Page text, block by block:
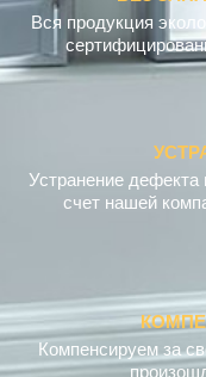
БЕЗ
Вся продукция
Устранение